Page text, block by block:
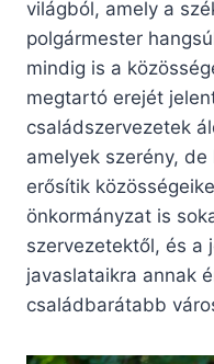
világból, amely a
polgármester
mindig is a
megtartó erejét
családszervezetek
amelyek szerény,
erősítik
önkormányzat is
szervezetektől, és a
javaslataikra annak
családbarátabb